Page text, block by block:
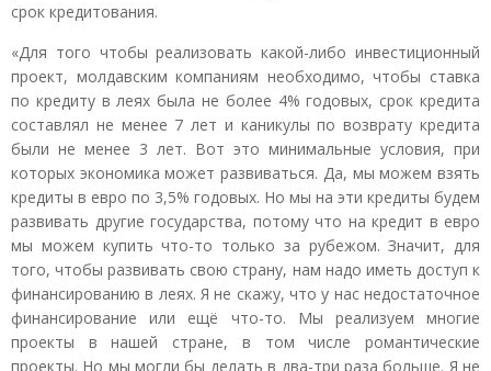
срок кредитования.
«Для того чтобы реализовать какой-либо инвестиционный
проект, молдавским компаниям необходимо, чтобы ставка
по кредиту в леях была не более 4% годовых, срок кредита
составлял не менее 7 лет и каникулы по возврату кредита
были не менее 3 лет. Вот это минимальные условия, при
которых экономика может развиваться. Да, мы можем взять
кредиты в евро по 3,5% годовых. Но мы на эти кредиты будем
развивать другие государства, потому что на кредит в евро
мы можем купить что-то только за рубежом. Значит, для
того, чтобы развивать свою страну, нам надо иметь доступ к
финансированию в леях. Я не скажу, что у нас недостаточное
финансирование или ещё что-то. Мы реализуем многие
проекты в нашей стране, в том числе романтические
проекты. Но мы могли бы делать в два-три раза больше. Я не